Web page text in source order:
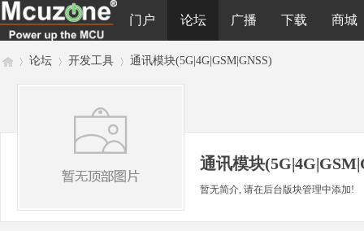
门户 论坛 广播 下载 商城
M »
论坛 开发工具
›
通讯模块(5G|4G|GSM|GNSS)
通讯模块
暂无简介, 请在后台版块管理中添加!